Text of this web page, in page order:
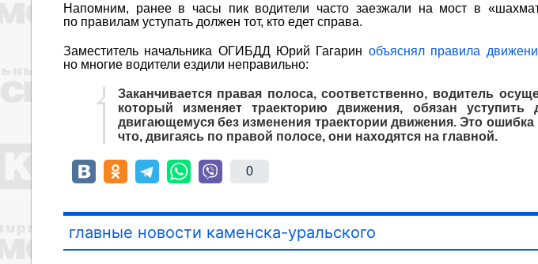
Напомним, ранее в часы пик водители часто заезжали на мост в
по правилам уступать должен тот, кто едет справа.
Заместитель начальника ОГИБДД Юрий Гагарин объяснял правила
но многие водители ездили неправильно:
Заканчивается правая полоса, соответственно, водитель
который изменяет траекторию движения, обязан уступить
двигающемуся без изменения траектории движения. Это
что, двигаясь по правой полосе, они находятся на главной.
0
главные новости каменска-уральского